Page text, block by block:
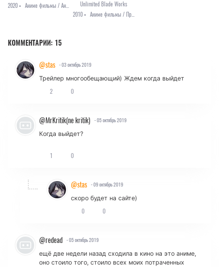
2020 •
Аниме фильмы / Аниме 2020 / Ужасы
Unlimited Blade Works
2010 •
Аниме фильмы / Приключения / Фэнтези
КОММЕНТАРИИ: 15
@stas - 03 октябрь 2019
Трейлер многообещающий) Ждем когда выйдет
2 0
@MrKritik(ne kritik) - 05 октябрь 2019
Когда выйдет?
1 0
@stas - 09 октябрь 2019
скоро будет на сайте)
0 0
@redead - 05 октябрь 2019
ещё две недели назад сходила в кино на это аниме,
оно стоило того, стоило всех моих потраченных